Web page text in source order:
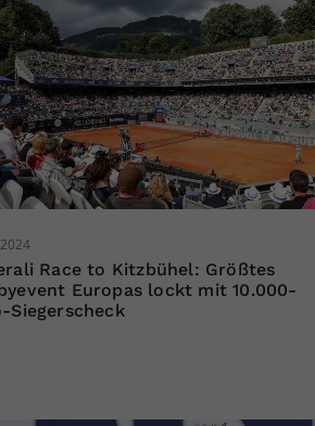
Race to Kitzbühel: Größtes
Europas lockt mit 10.000-
Siegerscheck